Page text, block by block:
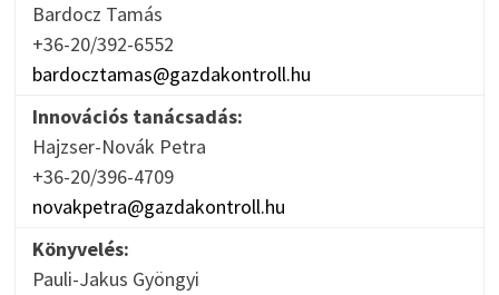
Bardocz Tamás
+36-20/392-6552
bardocztamas@gazdakontroll.hu
Innovációs tanácsadás:
Hajzser-Novák Petra
+36-20/396-4709
novakpetra@gazdakontroll.hu
Könyvelés:
Pauli-Jakus Gyöngyi